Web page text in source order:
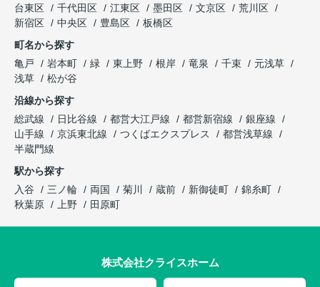
台東区
千代田区 江東区 墨田区 文京区
荒川区
新宿区
中央区 豊島区
板橋区
町名から探す
亀戸
岩本町 緑 東上野 根岸 竜泉 千束
元浅草
浅草
松が谷
沿線から探す
総武線
日比谷線 都営大江戸線 都営新宿線
銀座線
山手線
京浜東北線 つくばエクスプレス
都営浅草線
半蔵門線
駅から探す
入谷
三ノ輪 両国 菊川 蔵前 新御徒町
錦糸町
秋葉原
上野 田原町
株式会社クライスホーム